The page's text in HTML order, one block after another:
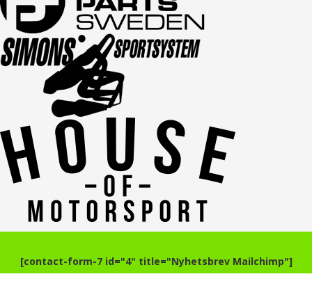
[contact-form-7 id="4" title="Nyhetsbrev Mailchimp"]